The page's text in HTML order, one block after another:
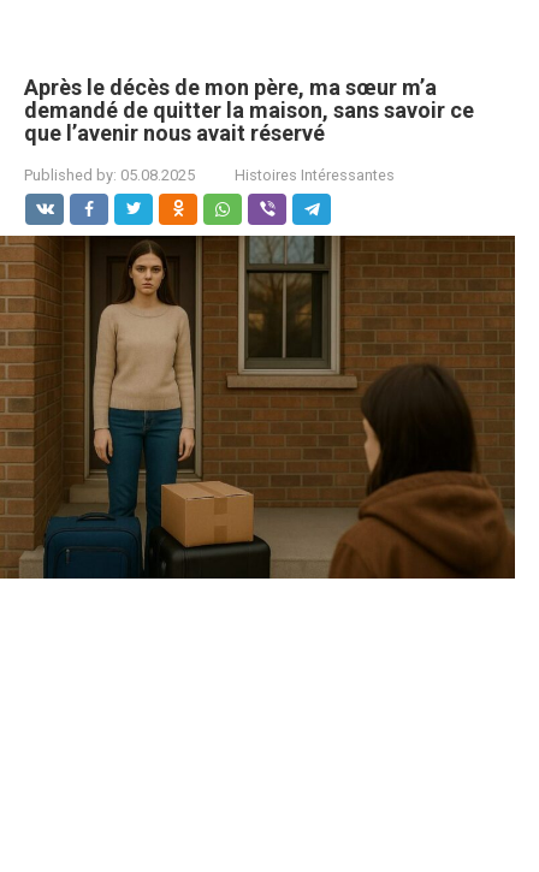
Après le décès de mon père, ma sœur m’a
demandé de quitter la maison, sans savoir ce
que l’avenir nous avait réservé
Published by: 05.08.2025 Histoires Intéressantes